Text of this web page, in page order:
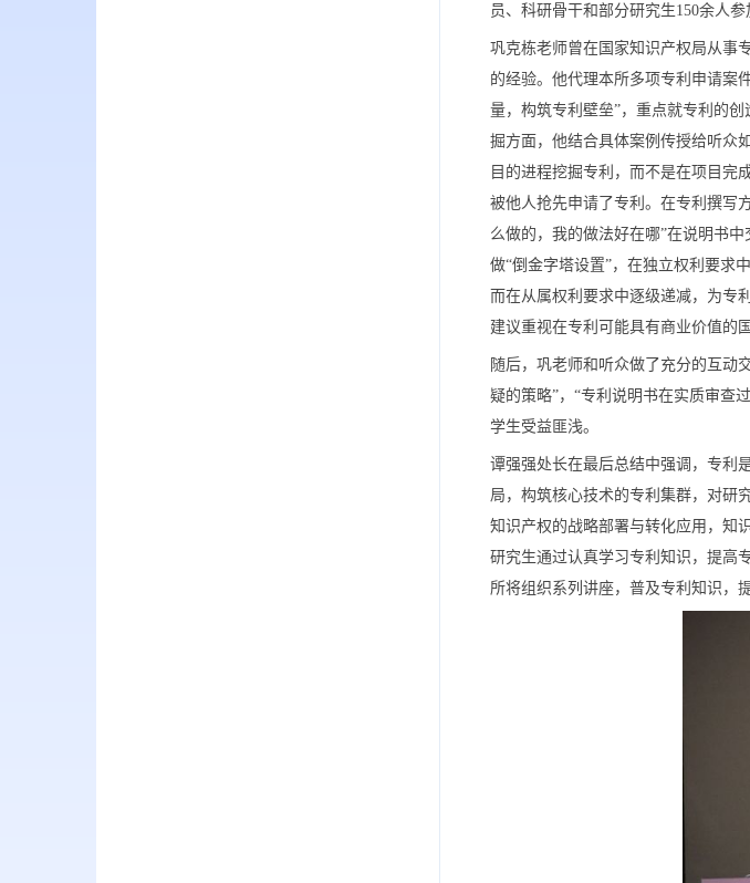
员、科研骨干和部分研究生150余人参
巩克栋老师曾在国家知识产权局从事
的经验。他代理本所多项专利申请案
量，构筑专利壁垒”，重点就专利的
掘方面，他结合具体案例传授给听众
目的进程挖掘专利，而不是在项目完
被他人抢先申请了专利。在专利撰写
么做的，我的做法好在哪”在说明书
做“倒金字塔设置”，在独立权利要求
而在从属权利要求中逐级递减，为专
建议重视在专利可能具有商业价值的
随后，巩老师和听众做了充分的互动
疑的策略”，“专利说明书在实质审查
学生受益匪浅。
谭强强处长在最后总结中强调，专利
局，构筑核心技术的专利集群，对研
知识产权的战略部署与转化应用，知
研究生通过认真学习专利知识，提高
所将组织系列讲座，普及专利知识，